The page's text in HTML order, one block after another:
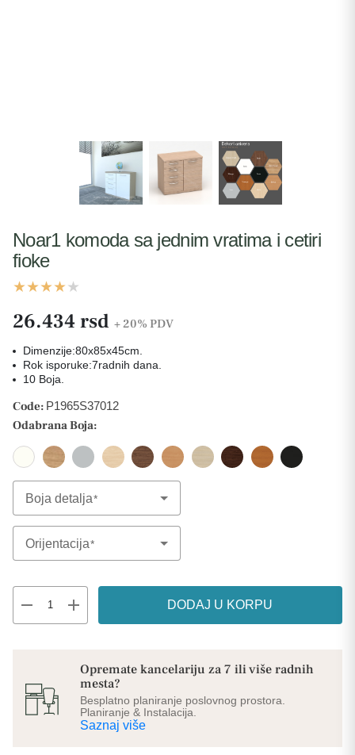
Noar1 komoda sa jednim vratima i cetiri
fioke
26.434 rsd + 20% PDV
Dimenzije:80x85x45cm.
Rok isporuke:7radnih dana.
10 Boja.
Code: P1965S37012
Odabrana Boja:
Boja detalja
Select Option
Orijentacija
Select Option
remove add DODAJ U KORPU
Opremate kancelariju za 7 ili više radnih
mesta?
Besplatno planiranje poslovnog prostora.
Planiranje & Instalacija.
Saznaj više